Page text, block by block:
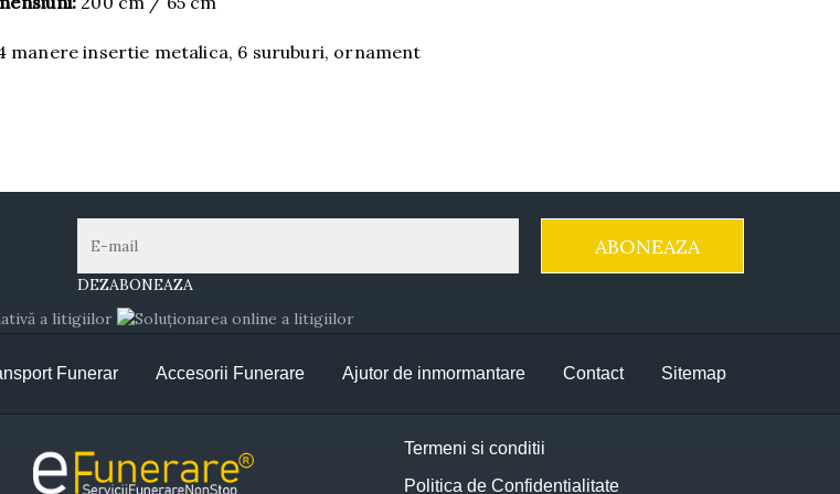
manere insertie metalica, 6 suruburi, ornament
DEZABONEAZA
Funerar Accesorii Funerare Ajutor de inmormantare Contact Sitemap
Termeni si conditii
Politica de Confidentialitate